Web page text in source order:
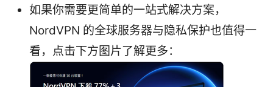
如果你需要更简单的一站式解决方案，
NordVPN 的全球服务器与隐私保护也值得一
看，点击下方图片了解更多：